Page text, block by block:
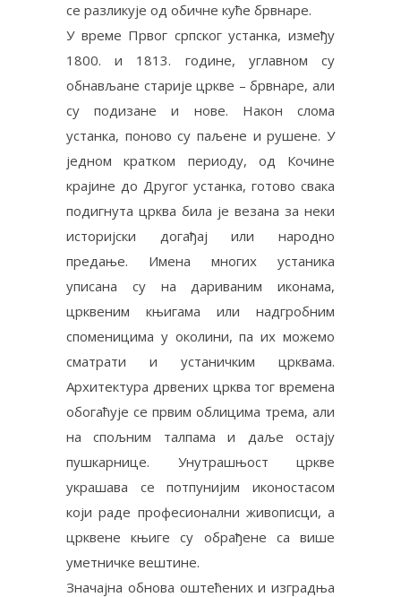
се разликује од обичне куће брвнаре.
У време Првог српског устанка, између
1800. и 1813. године, углавном су
обнављане старије цркве – брвнаре, али
су подизане и нове. Након слома
устанка, поново су паљене и рушене. У
једном кратком периоду, од Кочине
крајине до Другог устанка, готово свака
подигнута црква била је везана за неки
историјски догађај или народно
предање. Имена многих устаника
уписана су на дариваним иконама,
црквеним књигама или надгробним
споменицима у околини, па их можемо
сматрати и устаничким црквама.
Архитектура дрвених црква тог времена
обогаћује се првим облицима трема, али
на спољним талпама и даље остају
пушкарнице. Унутрашњост цркве
украшава се потпунијим иконостасом
који раде професионални живописци, а
црквене књиге су обрађене са више
уметничке вештине.
Значајна обнова оштећених и изградња